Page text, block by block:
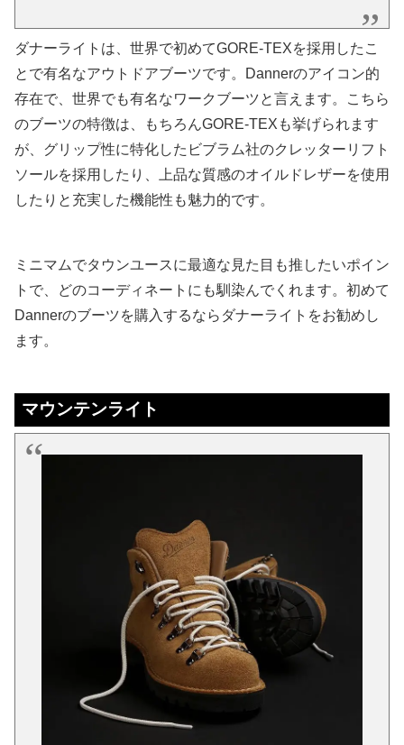
ダナーライトは、世界で初めてGORE-TEXを採用したこ
とで有名なアウトドアブーツです。Dannerのアイコン的
存在で、世界でも有名なワークブーツと言えます。こちら
のブーツの特徴は、もちろんGORE-TEXも挙げられます
が、グリップ性に特化したビブラム社のクレッターリフト
ソールを採用したり、上品な質感のオイルドレザーを使用
したりと充実した機能性も魅力的です。
ミニマムでタウンユースに最適な見た目も推したいポイン
トで、どのコーディネートにも馴染んでくれます。初めて
Dannerのブーツを購入するならダナーライトをお勧めし
ます。
マウンテンライト